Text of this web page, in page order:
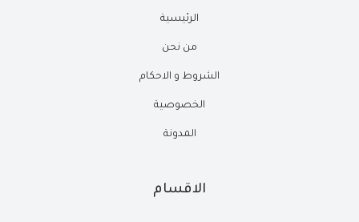
الرئيسية
من نحن
الشروط و الاحكام
الخصوصية
المدونة
الاقسام